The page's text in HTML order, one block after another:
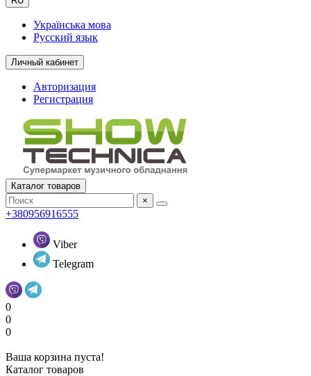
Українська мова
Русский язык
Личный кабинет
Авторизация
Регистрация
Каталог товаров
×
+380956916555
Viber
Telegram
0
0
0
Ваша корзина пуста!
Каталог товаров